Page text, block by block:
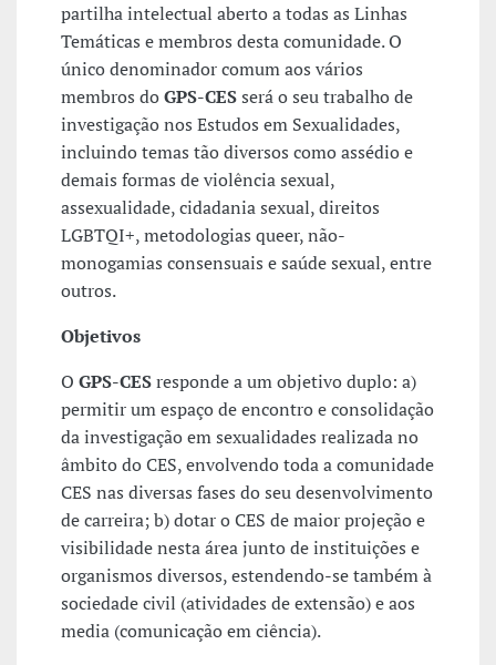
partilha intelectual aberto a todas as Linhas
Temáticas e membros desta comunidade. O
único denominador comum aos vários
membros doGPS-CESserá o seu trabalho de
investigação nos Estudos em Sexualidades,
incluindo temas tão diversos como assédio e
demais formas de violência sexual,
assexualidade, cidadania sexual, direitos
LGBTQI+, metodologias queer, não-
monogamias consensuais e saúde sexual, entre
outros.
Objetivos
O GPS-CESresponde a um objetivo duplo: a)
permitir um espaço de encontro e consolidação
da investigação em sexualidades realizada no
âmbito do CES, envolvendo toda a comunidade
CES nas diversas fases do seu desenvolvimento
de carreira; b) dotar o CES de maior projeção e
visibilidade nesta área junto de instituições e
organismos diversos, estendendo-se também à
sociedade civil (atividades de extensão) e aos
media (comunicação em ciência).